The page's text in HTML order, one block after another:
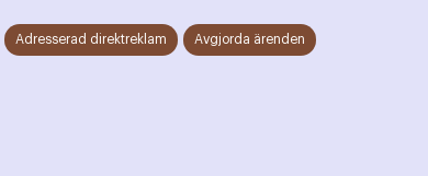
Adresserad direktreklam Avgjorda ärenden